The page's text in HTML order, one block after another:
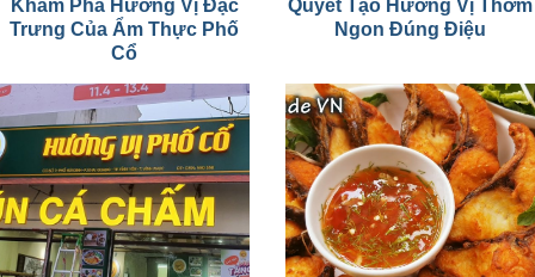
Khám Phá Hương Vị Đặc
Trưng Của Ẩm Thực Phố
Cổ
Quyết Tạo Hương Vị Thơm
Ngon Đúng Điệu